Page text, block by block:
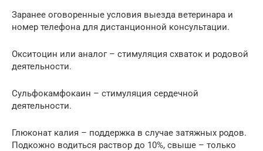
Заранее оговоренные условия выезда ветеринара и
номер телефона для дистанционной консультации.
Окситоцин или аналог – стимуляция схваток и родовой
деятельности.
Сульфокамфокаин – стимуляция сердечной
деятельности.
Глюконат калия – поддержка в случае затяжных родов.
Подкожно водиться раствор до 10%, свыше – только